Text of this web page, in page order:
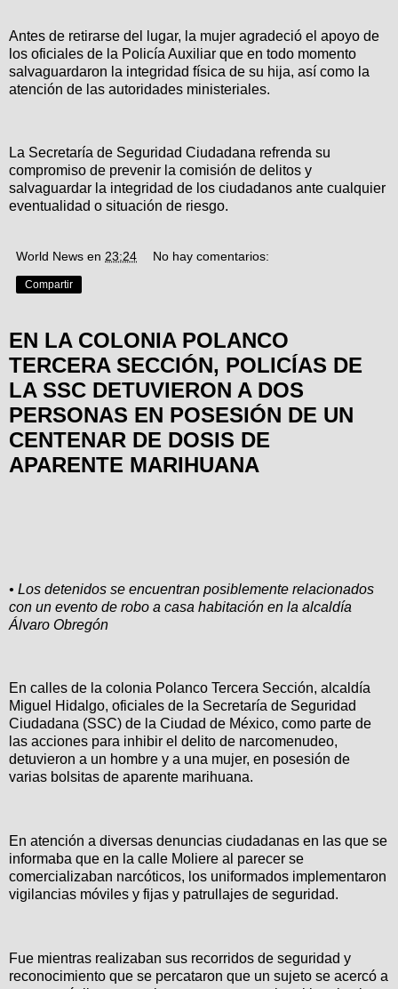
Antes de retirarse del lugar, la mujer agradeció el apoyo de
los oficiales de la Policía Auxiliar que en todo momento
salvaguardaron la integridad física de su hija, así como la
atención de las autoridades ministeriales.
La Secretaría de Seguridad Ciudadana refrenda su
compromiso de prevenir la comisión de delitos y
salvaguardar la integridad de los ciudadanos ante cualquier
eventualidad o situación de riesgo.
World News en 23:24 No hay comentarios:
Compartir
EN LA COLONIA POLANCO
TERCERA SECCIÓN, POLICÍAS DE
LA SSC DETUVIERON A DOS
PERSONAS EN POSESIÓN DE UN
CENTENAR DE DOSIS DE
APARENTE MARIHUANA
• Los detenidos se encuentran posiblemente relacionados
con un evento de robo a casa habitación en la alcaldía
Álvaro Obregón
En calles de la colonia Polanco Tercera Sección, alcaldía
Miguel Hidalgo, oficiales de la Secretaría de Seguridad
Ciudadana (SSC) de la Ciudad de México, como parte de
las acciones para inhibir el delito de narcomenudeo,
detuvieron a un hombre y a una mujer, en posesión de
varias bolsitas de aparente marihuana.
En atención a diversas denuncias ciudadanas en las que se
informaba que en la calle Moliere al parecer se
comercializaban narcóticos, los uniformados implementaron
vigilancias móviles y fijas y patrullajes de seguridad.
Fue mientras realizaban sus recorridos de seguridad y
reconocimiento que se percataron que un sujeto se acercó a